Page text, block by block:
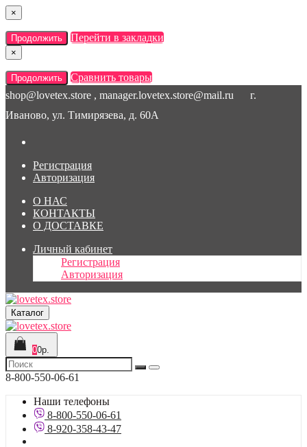
×
Продолжить Перейти в закладки
×
Продолжить
Сравнить товары
shop@lovetex.store , manager.lovetex.store@mail.ru
г.
Иваново, ул. Тимирязева, д. 60А
Регистрация
Авторизация
О НАС
КОНТАКТЫ
О ДОСТАВКЕ
Личный кабинет
Регистрация
Авторизация
Каталог
00р.
8-800-550-06-61
Наши телефоны
8-800-550-06-61
8-920-358-43-47